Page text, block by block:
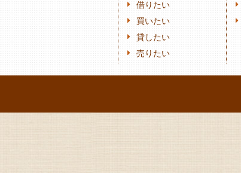
借りたい
買いたい
貸したい
売りたい